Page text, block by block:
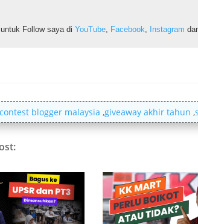
Follow saya diYouTube, Facebook, Instagram
contest blogger malaysia ,giveaway akhir tahun ,